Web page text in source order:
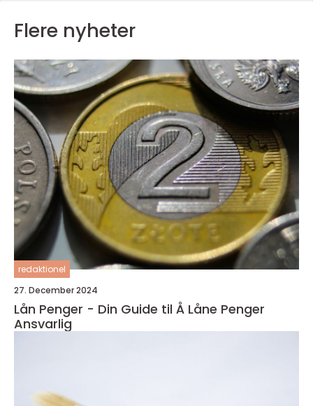
Flere nyheter
redaktionel
27. December 2024
Lån Penger - Din Guide til Å Låne Penger
Ansvarlig